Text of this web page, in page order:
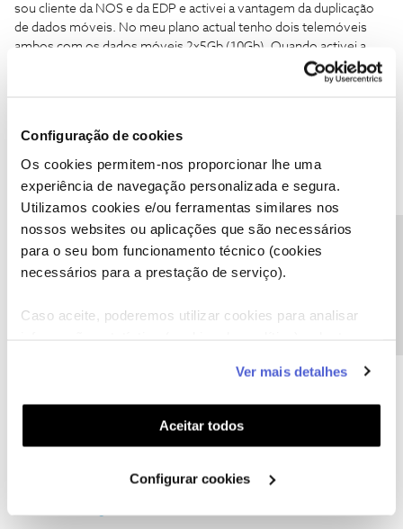
Configuração de cookies
Os cookies permitem-nos proporcionar lhe uma
experiência de navegação personalizada e segura.
Utilizamos cookies e/ou ferramentas similares nos
nossos websites ou aplicações que são necessários
para o seu bom funcionamento técnico (cookies
necessários para a prestação de serviço).
Caso aceite, poderemos utilizar cookies para analisar
funcionalidades (cookies de personalização e
funcionalidade) e adaptar anúncios aos seus interesses
(cookies de publicidade personalizada). Pode gerir a
utilização dos cookies clicando em "Configurar
Ver mais detalhes
Aceitar todos
Configurar cookies
sou cliente da NOS e da EDP e activei a vantagem da duplicação
de dados móveis. No meu plano actual tenho dois telemóveis
ambos com os dados móveis 2x5Gb (10Gb). Quando activei a
parceria entre a NOS e EDP, só ficou acessível para um dos
cartões, não deveria ser para os dois? A segunda questão é que
Obrigado
É 2 vezes os 5gb. Dando então os 15gb.
Forum|Forum|3 years ago